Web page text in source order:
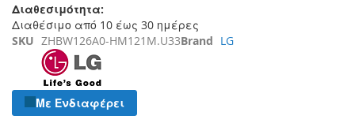
Διαθεσιμότητα:
Διαθέσιμο από 10 έως 30 ημέρες
SKU ZHBW126A0-HM121M.U33Brand LG
Με Ενδιαφέρει